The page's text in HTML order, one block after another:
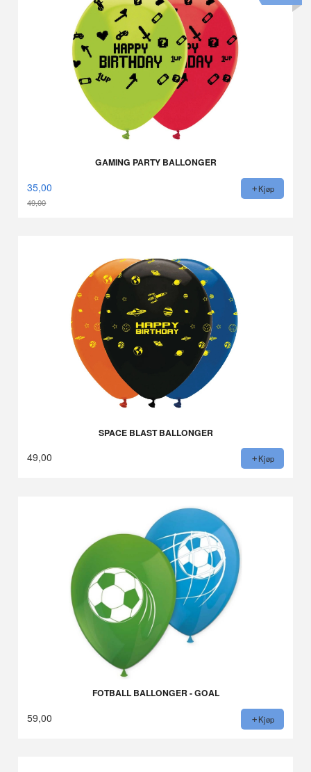
GAMING PARTY BALLONGER
35,00
49,00
Kjøp
SPACE BLAST BALLONGER
49,00 Kjøp
FOTBALL BALLONGER - GOAL
59,00 Kjøp